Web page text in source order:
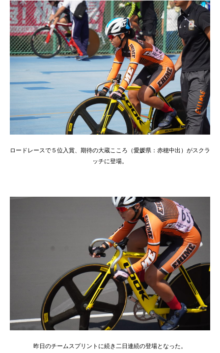
ロードレースで５位入賞、期待の大蔵こころ（愛媛県：赤穂中出）がスクラ
ッチに登場。
昨日のチームスプリントに続き二日連続の登場となった。